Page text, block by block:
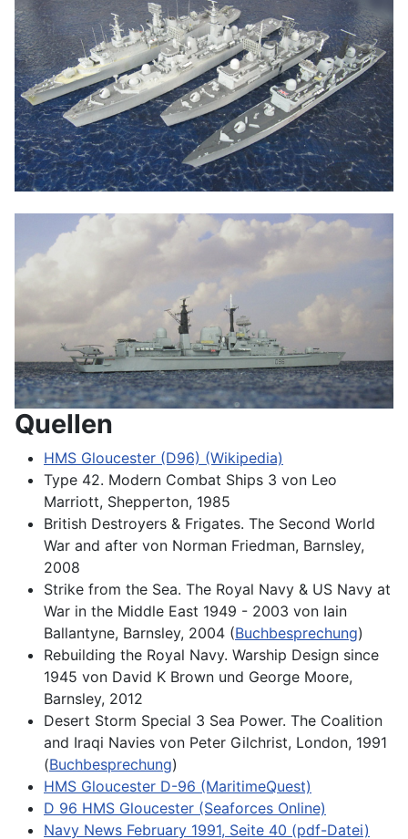
Quellen
HMS Gloucester (D96) (Wikipedia)
Type 42. Modern Combat Ships 3 von Leo
Marriott, Shepperton, 1985
British Destroyers & Frigates. The Second World
War and after von Norman Friedman, Barnsley,
2008
Strike from the Sea. The Royal Navy & US Navy at
War in the Middle East 1949 - 2003 von Iain
Ballantyne, Barnsley, 2004 (Buchbesprechung)
Rebuilding the Royal Navy. Warship Design since
1945 von David K Brown und George Moore,
Barnsley, 2012
Desert Storm Special 3 Sea Power. The Coalition
and Iraqi Navies von Peter Gilchrist, London, 1991
(Buchbesprechung)
HMS Gloucester D-96 (MaritimeQuest)
D 96 HMS Gloucester (Seaforces Online)
Navy News February 1991, Seite 40 (pdf-Datei)